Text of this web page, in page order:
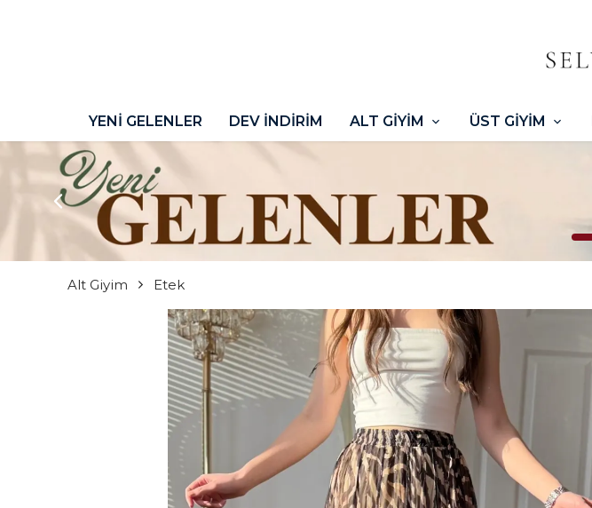
YENİ GELENLER DEV İNDİRİM ALT GİYİM ÜST GİYİM
Alt Giyim Etek